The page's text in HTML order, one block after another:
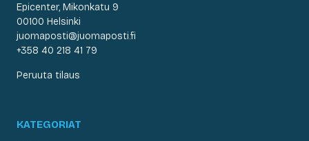
Epicenter, Mikonkatu 9
00100 Helsinki
juomaposti@juomaposti.fi
+358 40 218 41 79
Peruuta tilaus
KATEGORIAT